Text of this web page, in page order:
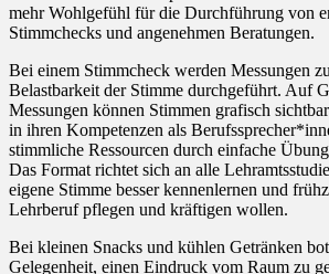
mehr Wohlgefühl für die Durchführung von
Stimmchecks und angenehmen Beratungen.
Bei einem Stimmcheck werden Messungen
Belastbarkeit der Stimme durchgeführt. Auf
Messungen können Stimmen grafisch
in ihren Kompetenzen als
stimmliche Ressourcen durch einfache
Das Format richtet sich an alle
eigene Stimme besser kennenlernen und
Lehrberuf pflegen und kräftigen wollen.
Bei kleinen Snacks und kühlen Getränken
Gelegenheit, einen Eindruck vom Raum zu